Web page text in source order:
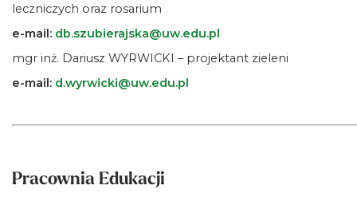
leczniczych oraz rosarium
e-mail: db.szubierajska@uw.edu.pl
mgr inż. Dariusz WYRWICKI – projektant zieleni
e-mail: d.wyrwicki@uw.edu.pl
Pracownia Edukacji